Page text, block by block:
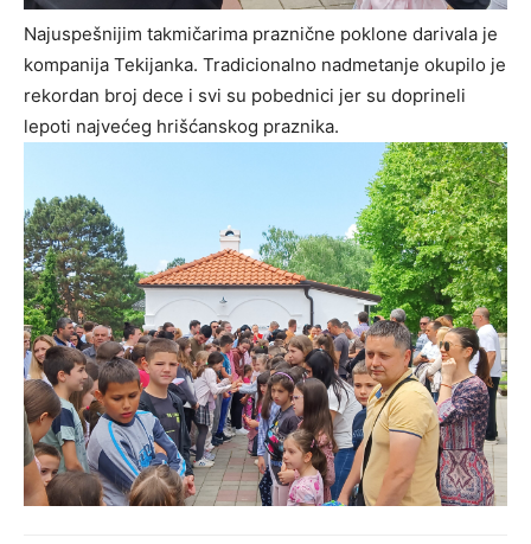
Najuspešnijim takmičarima praznične poklone darivala je
kompanija Tekijanka. Tradicionalno nadmetanje okupilo je
rekordan broj dece i svi su pobednici jer su doprineli
lepoti najvećeg hrišćanskog praznika.